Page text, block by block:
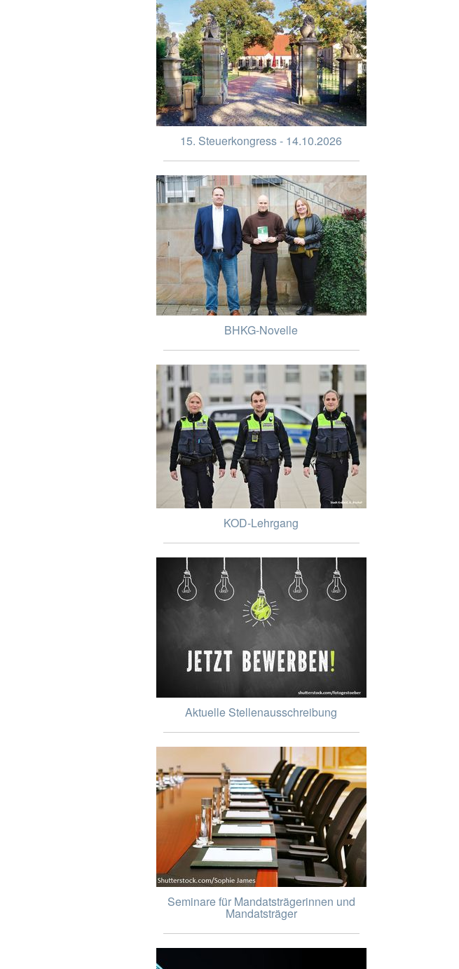
15. Steuerkongress - 14.10.2026
BHKG-Novelle
KOD-Lehrgang
Aktuelle Stellenausschreibung
Seminare für Mandatsträgerinnen und
Mandatsträger